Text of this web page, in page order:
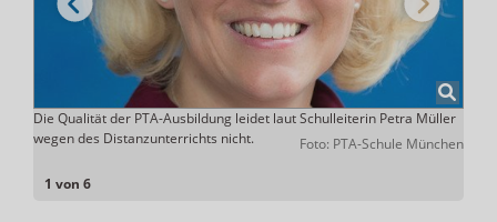
1 von 6
Die Qualität der PTA-Ausbildung leidet laut Schulleiterin Petra Müller
wegen des Distanzunterrichts nicht.
Foto: PTA-Schule München